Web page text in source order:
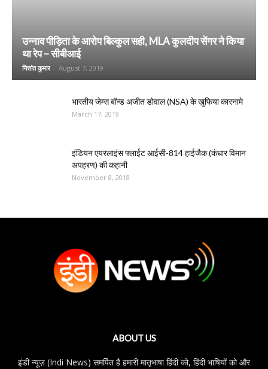
उन्नाव पीड़िता के आरोप बिल्कुल सही, MLA कुलदीप सेंगर ने किया
था रेप – सीबीआई
निशांत कुमार - August 7, 2019
भारतीय जेम्स बॉन्ड अजीत डोवाल (NSA) के खुफिया कारनामे
March 17, 2019
इंडियन एयरलाइंस फ्लाईट आईसी-814 हाईजैक (कंधार विमान
अपहरण) की कहानी
November 8, 2018
ABOUT US
इंडी न्यूज़ (Indi News) समर्पित है हमारी मातृभाषा हिंदी को, हिंदी भाषियों को और